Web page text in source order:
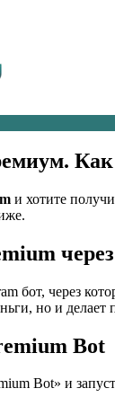
и хотите
бот, через
но и
Bot
Bot» и